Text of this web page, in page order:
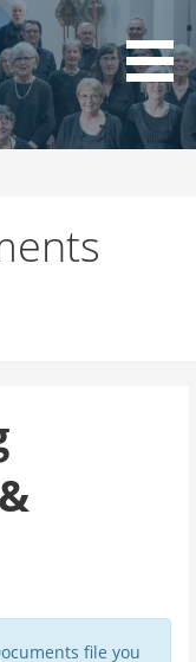
file you